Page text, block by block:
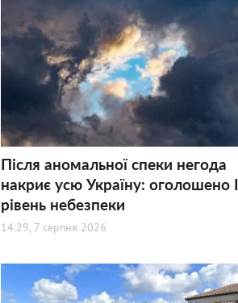
Після аномальної спеки негода
накриє усю Україну: оголошено І
рівень небезпеки
14:29, 7 серпня 2026